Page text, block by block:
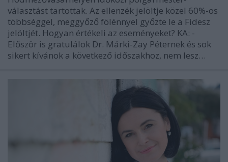
választást tartottak. Az ellenzék jelöltje közel 60%-os
többséggel, meggyőző fölénnyel győzte le a Fidesz
jelöltjét. Hogyan értékeli az eseményeket? KA: -
Először is gratulálok Dr. Márki-Zay Péternek és sok
sikert kívánok a következő időszakhoz, nem lesz…